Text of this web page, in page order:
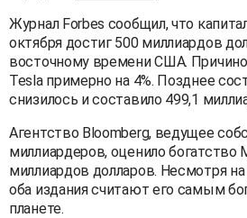
Журнал Forbes сообщил, что
октября достиг 500 миллиардов
восточному времени США.
Tesla примерно на 4%. Позднее
снизилось и составило 499,1
Агентство Bloomberg, ведущее
миллиардеров, оценило богатство
миллиардов долларов. Несмотря на
оба издания считают его самым
планете.